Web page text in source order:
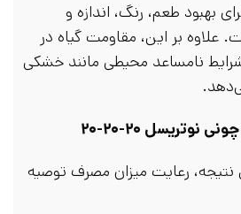
بهبود طعم، رنگ، اندازه و
علاوه بر این، مقاومت گیاه در
شرایط نامساعد محیطی مانند خشکی
۲۰-۲۰-۲۰
نتیجه، رعایت میزان مصرف توصیه